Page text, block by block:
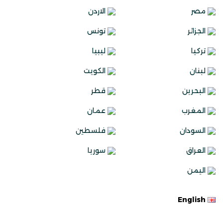
مصر الاردن
الجزائر تونس
تركيا ليبيا
لبنان الكويت
البحرين قطر
المغرب عمان
السودان فلسطين
العراق سوريا
اليمن